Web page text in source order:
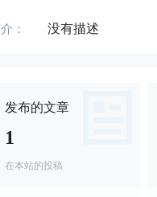
： 没有描述
发布的文章
1
在本站的投稿